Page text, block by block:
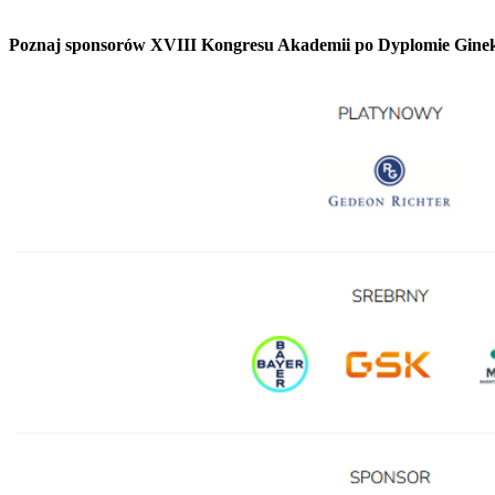
Poznaj sponsorów XVIII Kongresu Akademii po Dyplomie